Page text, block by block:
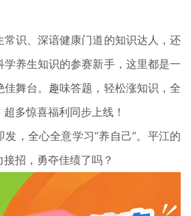
识、深谙健康门道的知识达人，还
学养生知识的参赛新手，这里都是一
佳舞台。趣味答题，轻松涨知识，全
多惊喜福利同步上线！
，全心全意学习“养自己”。平江的
招，勇夺佳绩了吗？